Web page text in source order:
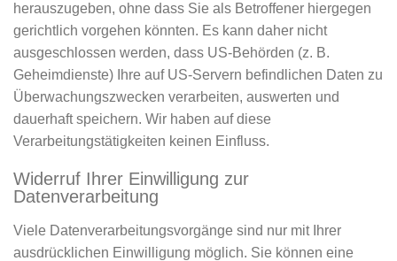
herauszugeben, ohne dass Sie als Betroffener hiergegen
gerichtlich vorgehen könnten. Es kann daher nicht
ausgeschlossen werden, dass US-Behörden (z. B.
Geheimdienste) Ihre auf US-Servern befindlichen Daten zu
Überwachungszwecken verarbeiten, auswerten und
dauerhaft speichern. Wir haben auf diese
Verarbeitungstätigkeiten keinen Einfluss.
Widerruf Ihrer Einwilligung zur
Datenverarbeitung
Viele Datenverarbeitungsvorgänge sind nur mit Ihrer
ausdrücklichen Einwilligung möglich. Sie können eine